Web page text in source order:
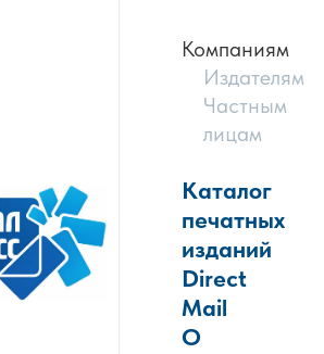
Компаниям
Издателям
Частным
лицам
Каталог
печатных
изданий
Direct
Mail
О